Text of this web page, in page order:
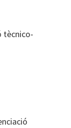
tècnico-